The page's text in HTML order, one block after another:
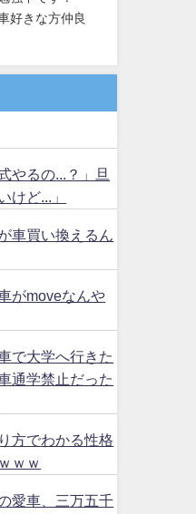
好きな方仲良
やるの...？」旦
けど...」
車買い換えるん
がmoveなんや
で大学へ行きた
通学禁止だった
方でわかる性格
ｗｗ
愛車、三万五千